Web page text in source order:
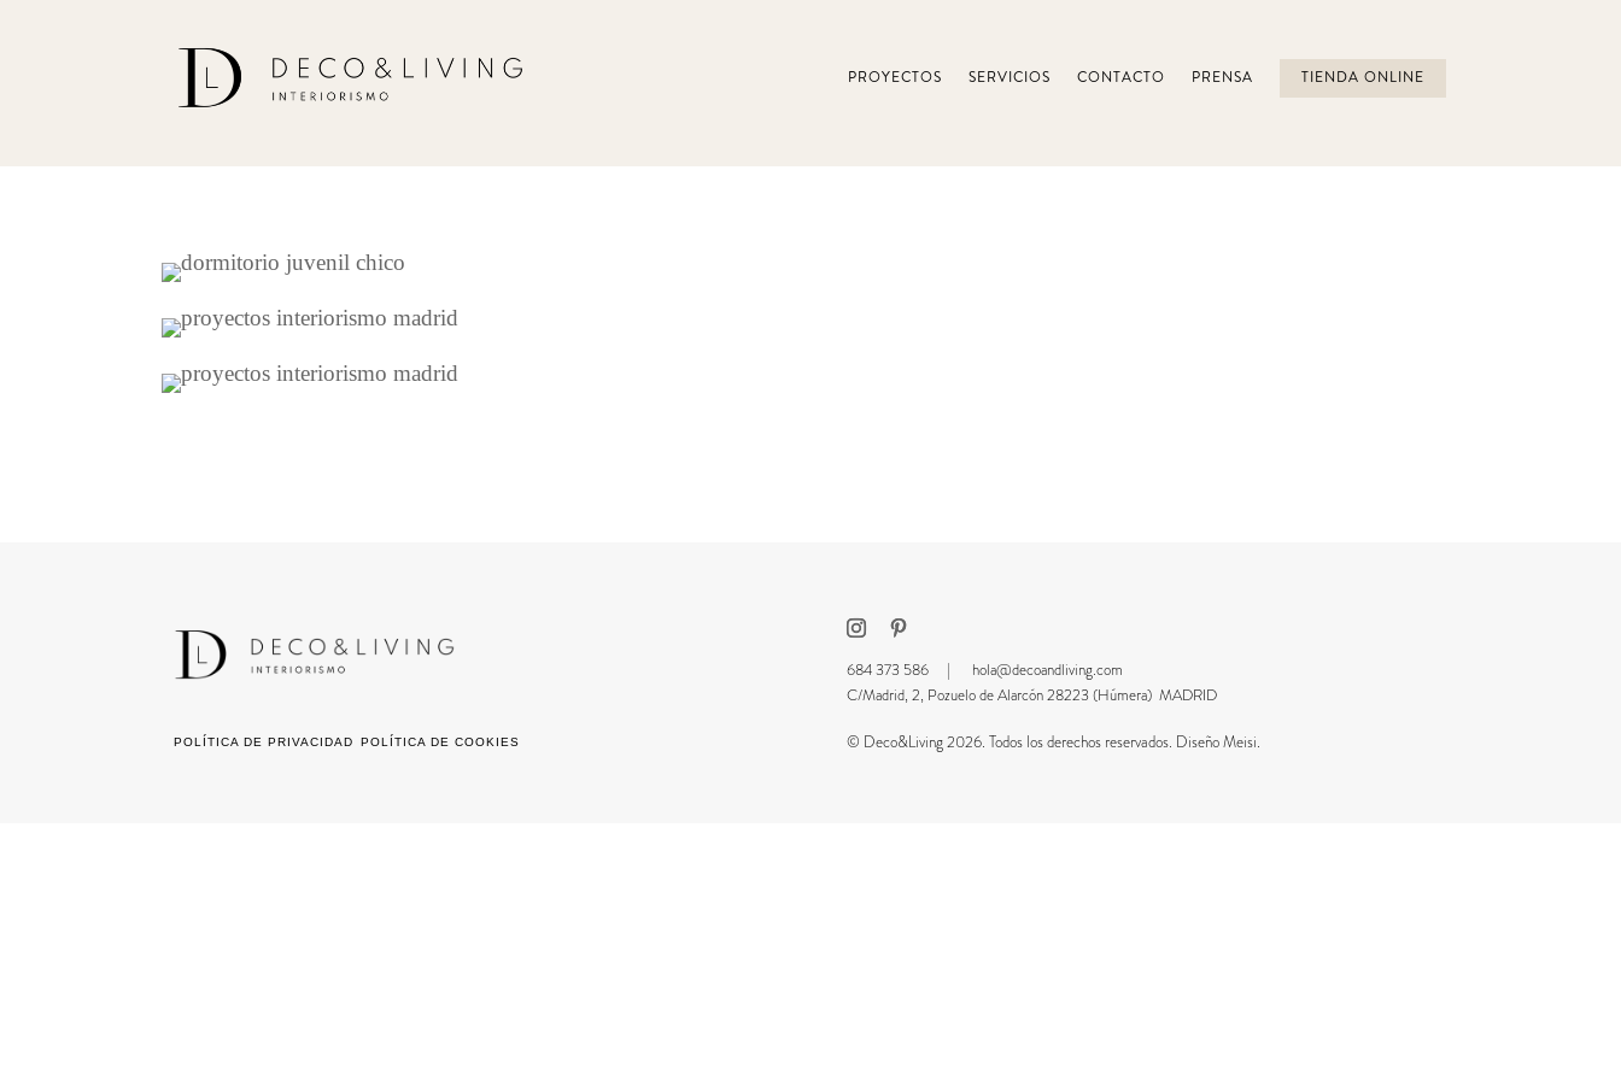
PROYECTOS SERVICIOS CONTACTO PRENSA TIENDA ONLINE
POLÍTICA DE PRIVACIDAD POLÍTICA DE COOKIES
684 373 586 | hola@decoandliving.com
C/Madrid, 2, Pozuelo de Alarcón 28223 (Húmera) MADRID
© Deco&Living 2026. Todos los derechos reservados. Diseño Meisi.